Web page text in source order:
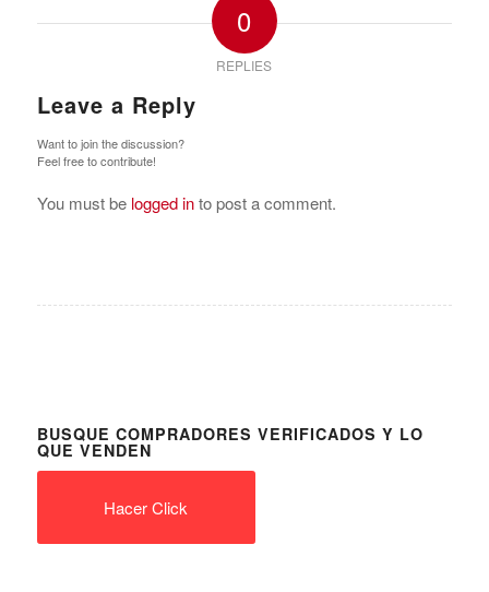
0
REPLIES
Leave a Reply
Want to join the discussion?
Feel free to contribute!
You must be logged into post a comment.
BUSQUE COMPRADORES VERIFICADOS Y LO
QUE VENDEN
Hacer Click